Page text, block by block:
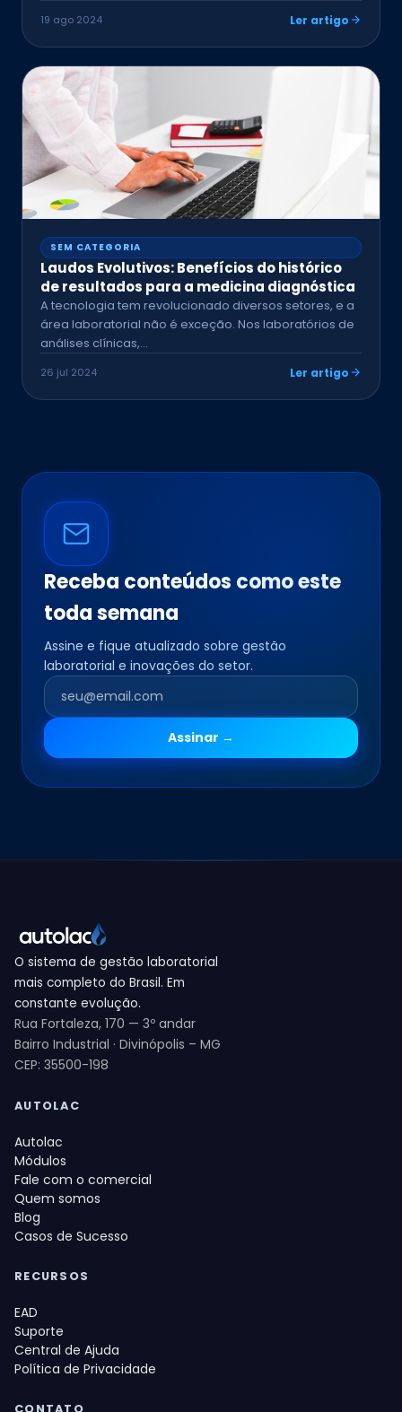
19 ago 2024 Ler artigo
SEM CATEGORIA
Laudos Evolutivos: Benefícios do histórico
de resultados para a medicina diagnóstica
A tecnologia tem revolucionado diversos setores, e a
área laboratorial não é exceção. Nos laboratórios de
análises clínicas,…
26 jul 2024 Ler artigo
Receba conteúdos como este
toda semana
Assine e fique atualizado sobre gestão
laboratorial e inovações do setor.
Assinar →
O sistema de gestão laboratorial
mais completo do Brasil. Em
constante evolução.
Rua Fortaleza, 170 — 3º andar
Bairro Industrial · Divinópolis – MG
CEP: 35500-198
AUTOLAC
Autolac
Módulos
Fale com o comercial
Quem somos
Blog
Casos de Sucesso
RECURSOS
EAD
Suporte
Central de Ajuda
Política de Privacidade
CONTATO